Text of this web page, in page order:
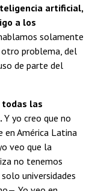
artificial,
a los
solamente
otro problema, del
de parte del
todas las
Y yo creo que no
en América Latina
veo que la
no tenemos
universidades